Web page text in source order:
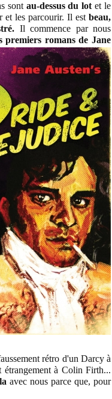
sont au-dessus du lot et le
et les parcourir. Il est beau,
Il commence par nous
premiers romans de Jane
rétro d'un Darcy à
étrangement à Colin Firth...
avec nous parce que, pour